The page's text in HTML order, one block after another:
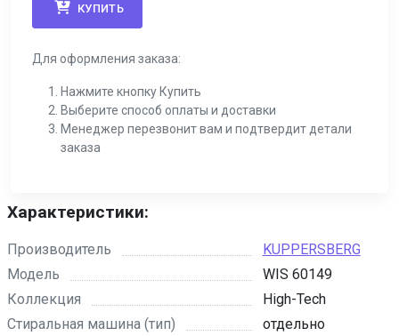
КУПИТЬ
Для оформления заказа:
Нажмите кнопку Купить
Выберите способ оплаты и доставки
Менеджер перезвонит вам и подтвердит детали
заказа
Характеристики:
Производитель
KUPPERSBERG
Модель
WIS 60149
Коллекция
High-Tech
Стиральная машина (тип)
отдельно